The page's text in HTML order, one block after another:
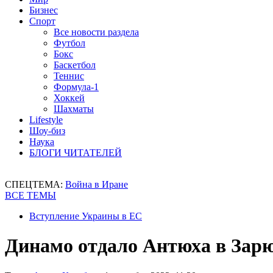
Бизнес
Спорт
Все новости раздела
Футбол
Бокс
Баскетбол
Теннис
Формула-1
Хоккей
Шахматы
Lifestyle
Шоу-биз
Наука
БЛОГИ ЧИТАТЕЛЕЙ
СПЕЦТЕМА: Война в Иране
ВСЕ ТЕМЫ
Вступление Украины в ЕС
Динамо отдало Антюха в